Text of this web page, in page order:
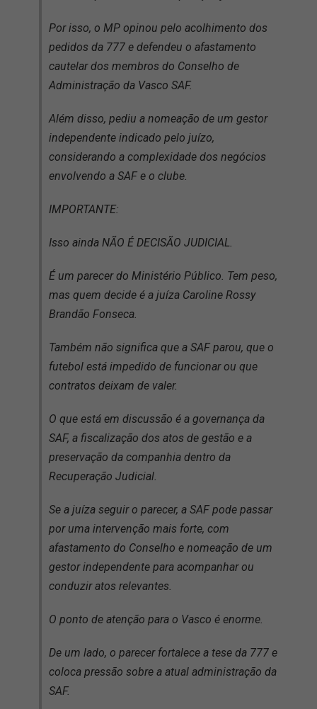
Por isso, o MP opinou pelo acolhimento dos
pedidos da 777 e defendeu o afastamento
cautelar dos membros do Conselho de
Administração da Vasco SAF.
Além disso, pediu a nomeação de um gestor
independente indicado pelo juízo,
considerando a complexidade dos negócios
envolvendo a SAF e o clube.
IMPORTANTE:
Isso ainda NÃO É DECISÃO JUDICIAL.
É um parecer do Ministério Público. Tem peso,
mas quem decide é a juíza Caroline Rossy
Brandão Fonseca.
Também não significa que a SAF parou, que o
futebol está impedido de funcionar ou que
contratos deixam de valer.
O que está em discussão é a governança da
SAF, a fiscalização dos atos de gestão e a
preservação da companhia dentro da
Recuperação Judicial.
Se a juíza seguir o parecer, a SAF pode passar
por uma intervenção mais forte, com
afastamento do Conselho e nomeação de um
gestor independente para acompanhar ou
conduzir atos relevantes.
O ponto de atenção para o Vasco é enorme.
De um lado, o parecer fortalece a tese da 777 e
coloca pressão sobre a atual administração da
SAF.